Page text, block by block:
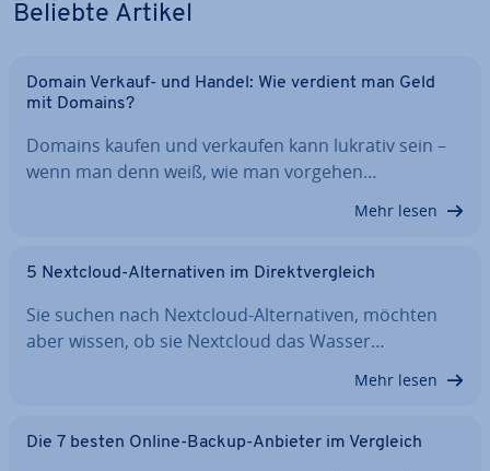
Beliebte Artikel
Domain Verkauf- und Handel: Wie verdient man Geld
mit Domains?
Domains kaufen und verkaufen kann lukrativ sein –
wenn man denn weiß, wie man vorgehen…
Mehr lesen
5 Nextcloud-Al­ter­na­ti­ven im Di­rekt­ver­gleich
Sie suchen nach Nextcloud-Al­ter­na­ti­ven, möchten
aber wissen, ob sie Nextcloud das Wasser…
Mehr lesen
Die 7 besten Online-Backup-Anbieter im Vergleich